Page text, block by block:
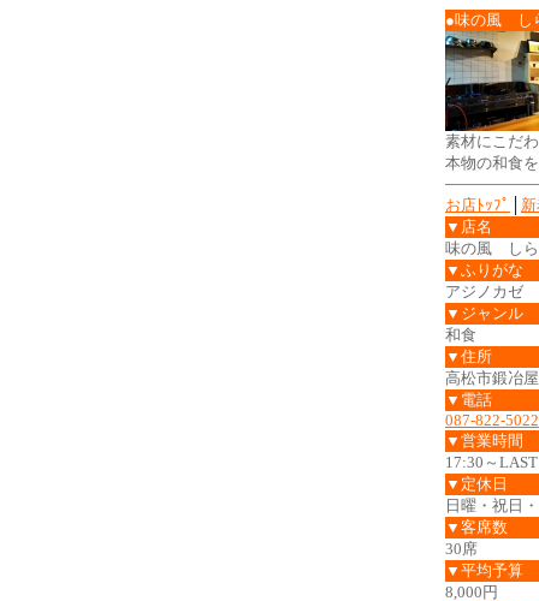
●味の風 し
素材にこだ
本物の和食
お店ﾄｯﾌﾟ
▼店名
味の風 し
▼ふりがな
アジノカゼ
▼ジャンル
和食
▼住所
高松市鍛冶
▼電話
087-822-5022
▼営業時間
17:30～LAST
▼定休日
日曜・祝日
▼客席数
30席
▼平均予算
8,000円